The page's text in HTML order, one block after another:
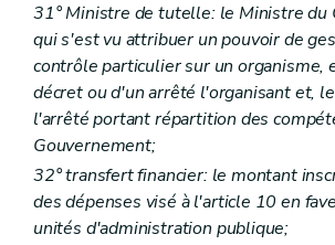
31° Ministre de tutelle: le Ministre du
qui s'est vu attribuer un pouvoir de
contrôle particulier sur un organisme,
décret ou d'un arrêté l'organisant et,
l'arrêté portant répartition des
Gouvernement;
32° transfert financier: le montant
des dépenses visé à l'article 10 en
unités d'administration publique;